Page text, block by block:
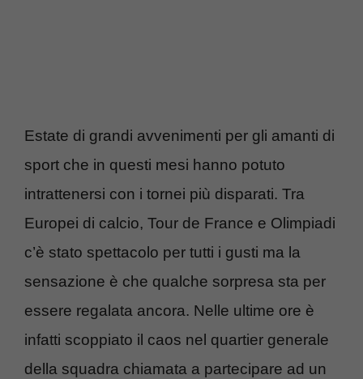
Estate di grandi avvenimenti per gli amanti di
sport che in questi mesi hanno potuto
intrattenersi con i tornei più disparati. Tra
Europei di calcio, Tour de France e Olimpiadi
c’è stato spettacolo per tutti i gusti ma la
sensazione è che qualche sorpresa sta per
essere regalata ancora. Nelle ultime ore è
infatti scoppiato il caos nel quartier generale
della squadra chiamata a partecipare ad un